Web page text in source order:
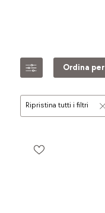
Ordina per
Ripristina tutti i filtri